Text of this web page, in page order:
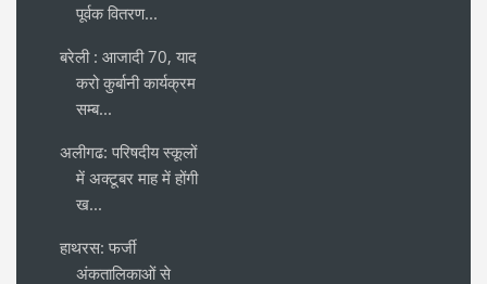
पूर्वक वितरण...
बरेली : आजादी 70, याद
करो कुर्बानी कार्यक्रम
सम्ब...
अलीगढ: परिषदीय स्कूलों
में अक्टूबर माह में होंगी
ख...
हाथरस: फर्जी
अंकतालिकाओं से